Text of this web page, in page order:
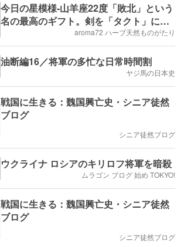
今日の星模様-山羊座22度「敗北」という
名の最高のギフト。剣を「タクト」に持
aroma72 ハーブ天然ものがたり
油断編16／将軍の多忙な日常時間割
ヤジ馬の日本史
戦国に生きる：魏国興亡史・シニア徒然
ブログ
シニア徒然ブログ
ウクライナ ロシアのキリロフ将軍を暗殺
ムラゴン ブログ 始め TOKYO!
戦国に生きる：魏国興亡史・シニア徒然
ブログ
シニア徒然ブログ